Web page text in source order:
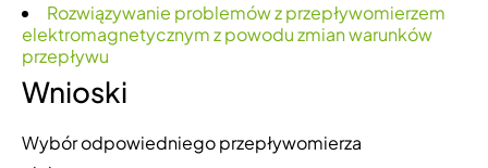
Rozwiązywanie problemów z przepływomierzem
elektromagnetycznym z powodu zmian warunków
przepływu
Wnioski
Wybór odpowiedniego przepływomierza